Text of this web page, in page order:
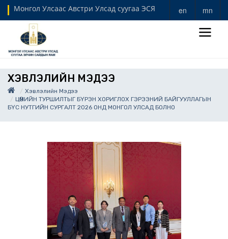
Монгол Улсаас Австри Улсад суугаа ЭСЯ en mn
ХЭВЛЭЛИЙН МЭДЭЭ
Хэвлэлийн Мэдээ
ЦӨМИЙН ТУРШИЛТЫГ БҮРЭН ХОРИГЛОХ ГЭРЭЭНИЙ БАЙГУУЛЛАГЫН
БҮС НУТГИЙН СУРГАЛТ 2026 ОНД МОНГОЛ УЛСАД БОЛНО